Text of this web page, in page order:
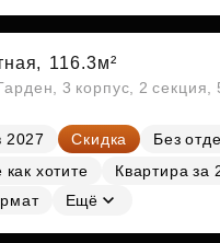
116.3м²
3 корпус, 2
2027 Скидка
Без
как хотите
Квартира за
Ещё